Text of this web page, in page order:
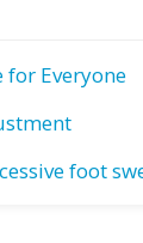
for Everyone
foot